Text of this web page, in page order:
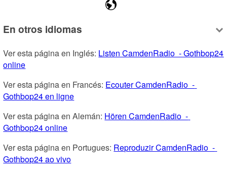
En otros idiomas
Ver esta página en Inglés: Listen CamdenRadio  - Gothbop24
online
Ver esta página en Francés: Ecouter CamdenRadio  -
Gothbop24 en ligne
Ver esta página en Alemán: Hören CamdenRadio  -
Gothbop24 online
Ver esta página en Portugues: Reproduzir CamdenRadio  -
Gothbop24 ao vivo